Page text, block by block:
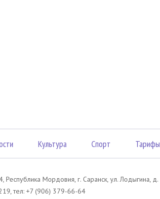
Культура Спорт Тарифы
Республика Мордовия, г. Саранск, ул. Лодыгина, д.
тел: +7 (906) 379-66-64